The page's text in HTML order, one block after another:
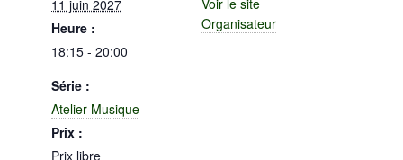
11 juin 2027
Heure :
18:15 - 20:00
Série :
Atelier Musique
Prix :
Prix libre
Voir le site
Organisateur